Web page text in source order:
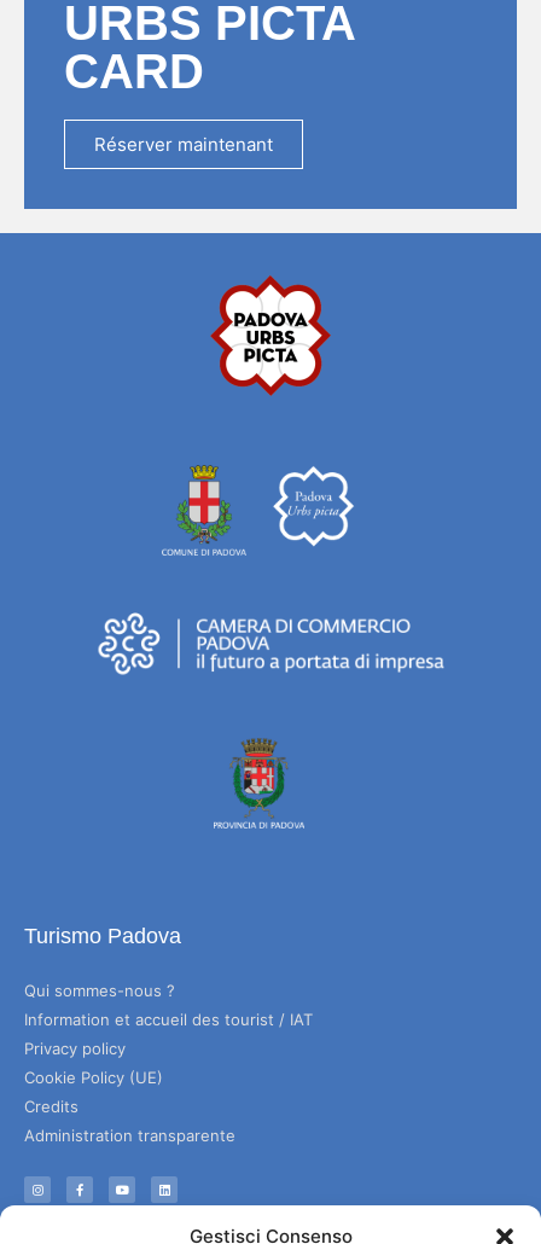
Gestisci Consenso
URBS PICTA
CARD
Réserver maintenant
Turismo Padova
Qui sommes-nous ?
Information et accueil des tourist / IAT
Privacy policy
Cookie Policy (UE)
Credits
Administration transparente
Information